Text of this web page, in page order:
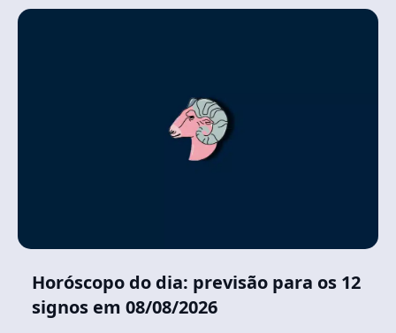
Horóscopo do dia: previsão para os 12
signos em 08/08/2026